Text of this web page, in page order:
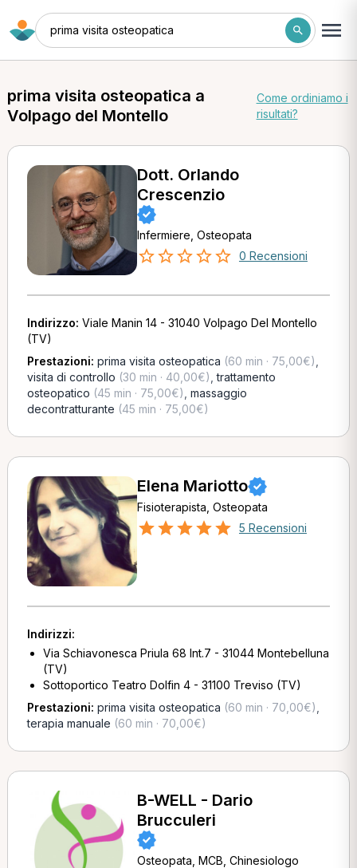
prima visita osteopatica
prima visita osteopatica a
Volpago del Montello
Come ordiniamo i
risultati?
Dott. Orlando
Crescenzio
Infermiere, Osteopata
0 Recensioni
Indirizzo: Viale Manin 14 - 31040 Volpago Del Montello
(TV)
Prestazioni: prima visita osteopatica (60 min · 75,00€)
visita di controllo (30 min · 40,00€) ,trattamento
osteopatico (45 min · 75,00€) massaggio
decontratturante (45 min · 75,00€)
Elena Mariotto
Fisioterapista, Osteopata
5 Recensioni
Indirizzi:
Via Schiavonesca Priula 68 Int.7 - 31044 Montebelluna
(TV)
Sottoportico Teatro Dolfin 4 - 31100 Treviso (TV)
Prestazioni: prima visita osteopatica (60 min · 70,00€)
terapia manuale (60 min · 70,00€)
B-WELL - Dario
Brucculeri
Osteopata, MCB, Chinesiologo